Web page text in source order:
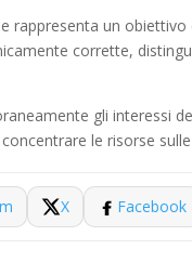
rappresenta un
corrette,
gli interessi
le risorse
X Facebook